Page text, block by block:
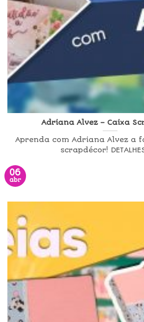
Adriana Alvez – Caixa
Aprenda com Adriana Alvez a
scrapdécor!
06
abr